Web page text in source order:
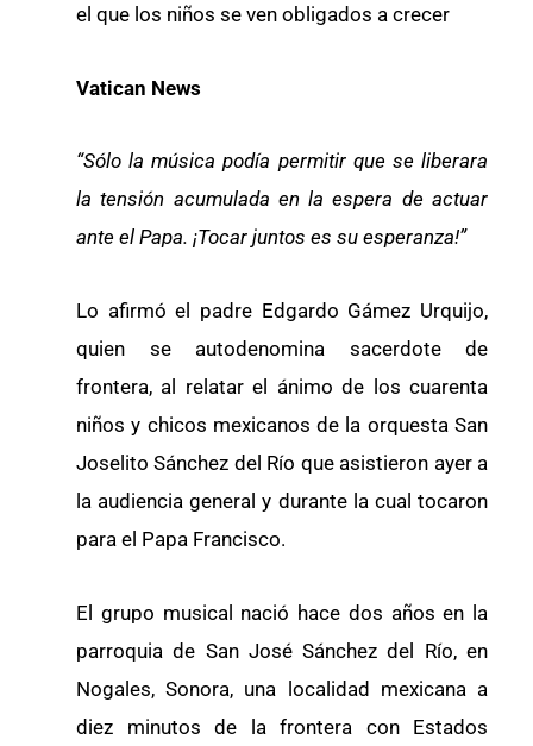
el que los niños se ven obligados a crecer
Vatican News
“Sólo la música podía permitir que se liberara
la tensión acumulada en la espera de actuar
ante el Papa. ¡Tocar juntos es su esperanza!”
Lo afirmó el padre Edgardo Gámez Urquijo,
quien se autodenomina sacerdote de
frontera, al relatar el ánimo de los cuarenta
niños y chicos mexicanos de la orquesta San
Joselito Sánchez del Río que asistieron ayer a
la audiencia general y durante la cual tocaron
para el Papa Francisco.
El grupo musical nació hace dos años en la
parroquia de San José Sánchez del Río, en
Nogales, Sonora, una localidad mexicana a
diez minutos de la frontera con Estados